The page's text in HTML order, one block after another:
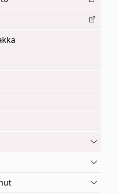
Vaihda
Vaihda
Vaihda